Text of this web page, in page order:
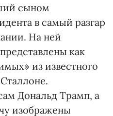
сыном
в самый разгар
На ней
как
из известного
Дональд Трамп, а
изображены